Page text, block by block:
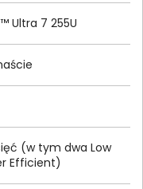
Ultra 7 255U
(w tym dwa Low
Efficient)